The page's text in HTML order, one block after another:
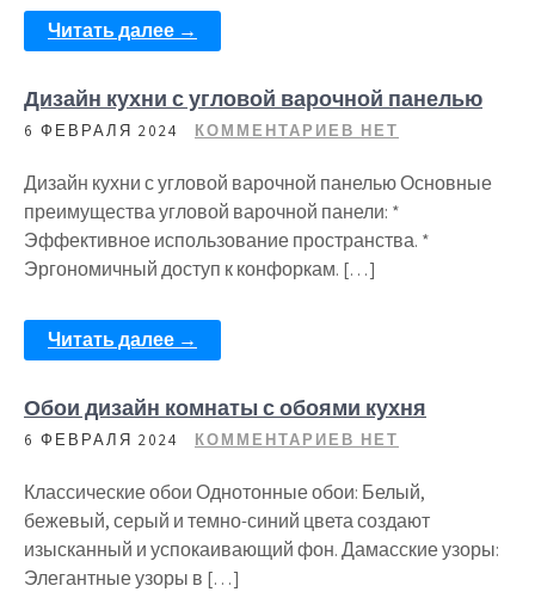
Читать далее →
Дизайн кухни с угловой варочной панелью
6 ФЕВРАЛЯ 2024 КОММЕНТАРИЕВ НЕТ
Дизайн кухни с угловой варочной панелью Основные
преимущества угловой варочной панели: *
Эффективное использование пространства. *
Эргономичный доступ к конфоркам. […]
Читать далее →
Обои дизайн комнаты с обоями кухня
6 ФЕВРАЛЯ 2024 КОММЕНТАРИЕВ НЕТ
Классические обои Однотонные обои: Белый,
бежевый, серый и темно-синий цвета создают
изысканный и успокаивающий фон. Дамасские узоры:
Элегантные узоры в […]